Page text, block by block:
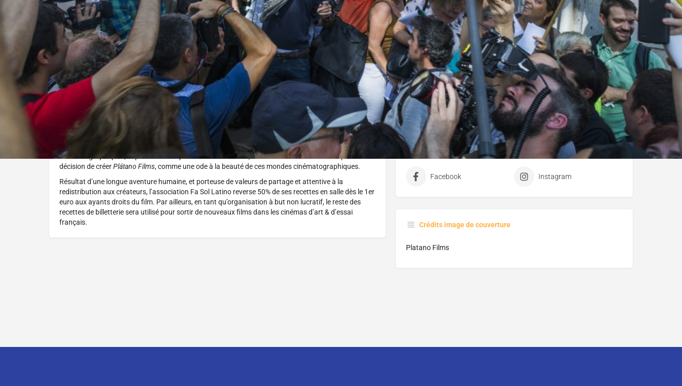
Historique
Plátano Filmsest un projet de distribution de cinéma art & essai porté par l’équipe de l’association Fa
Sol Latino qui a pour objectif de défendre une ligne artistique claire, exigeante et ouverte au plus
grand nombre. Par ce biais, nous souhaitons défendre le cinéma d’auteur et indépendant issu de la
péninsule ibérique et du continent latino-américain.
De notre passion pour l’Amérique latine, sa culture et son cinéma, est né le
festival Ojoloco à Grenoble
il y a maintenant huit ans. De cette expérience riche nous retenons un contact étroit avec le public,
des rencontres fortes avec les cinéastes, des échanges passionnés avec les productrices, les
producteurs et les professionnels du cinéma. Ceci nous pousse à vouloir porter toujours plus loin ce
festival. Le travail de programmation et de sélection des films nous a également permis d’aiguiser
notre œil sur la qualité des productions ibériques et latino-américaines. Nous avons surtout pris
conscience que de trop nombreux films de qualité ne sortent jamais sur les écrans français en dehors
des circuits festivaliers habituels. Fort de ce constat, d’une envie intense de partager ces pépites
cinématographiques, et persuadés du potentiel de ce cinéma, l’association Fa Sol Latino a pris la
décision de créerPlátano Films, comme une ode à la beauté de ces mondes cinématographiques.
Résultat d’une longue aventure humaine, et porteuse de valeurs de partage et attentive à la
redistribution aux créateurs, l’association Fa Sol Latino reverse 50% de ses recettes en salle dès le 1er
euro aux ayants droits du film. Par ailleurs, en tant qu’organisation à but non lucratif, le reste des
recettes de billetterie sera utilisé pour sortir de nouveaux films dans les cinémas d’art & d’essai
français.
Activités
Distributeur en France
Direction
Association Fa Sol Latino
Sur les réseaux sociaux
Facebook Instagram
Crédits image de couverture
Platano Films